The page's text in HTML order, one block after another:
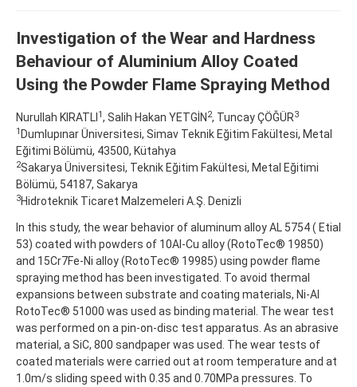
Investigation of the Wear and Hardness
Behaviour of Aluminium Alloy Coated
Using the Powder Flame Spraying Method
Nurullah KIRATLI 1, Salih Hakan YETGİN 2, Tuncay ÇÖĞÜR3
1 Dumlupınar Üniversitesi, Simav Teknik Eğitim Fakültesi, Metal
Eğitimi Bölümü, 43500, Kütahya
2Sakarya Üniversitesi, Teknik Eğitim Fakültesi, Metal Eğitimi
Bölümü, 54187, Sakarya
3Hidroteknik Ticaret Malzemeleri A.Ş. Denizli
In this study, the wear behavior of aluminum alloy AL 5754 ( Etial
53) coated with powders of 10Al-Cu alloy (RotoTec® 19850)
and 15Cr7Fe-Ni alloy (RotoTec® 19985) using powder flame
spraying method has been investigated. To avoid thermal
expansions between substrate and coating materials, Ni-Al
RotoTec® 51000 was used as binding material. The wear test
was performed on a pin-on-disc test apparatus. As an abrasive
material, a SiC, 800 sandpaper was used. The wear tests of
coated materials were carried out at room temperature and at
1.0m/s sliding speed with 0.35 and 0.70MPa pressures. To